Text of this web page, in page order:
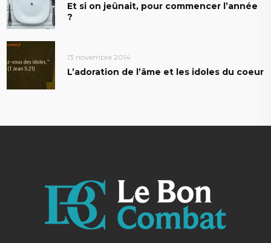
Et si on jeûnait, pour commencer l’année
?
13 novembre 2014
L’adoration de l’âme et les idoles du coeur